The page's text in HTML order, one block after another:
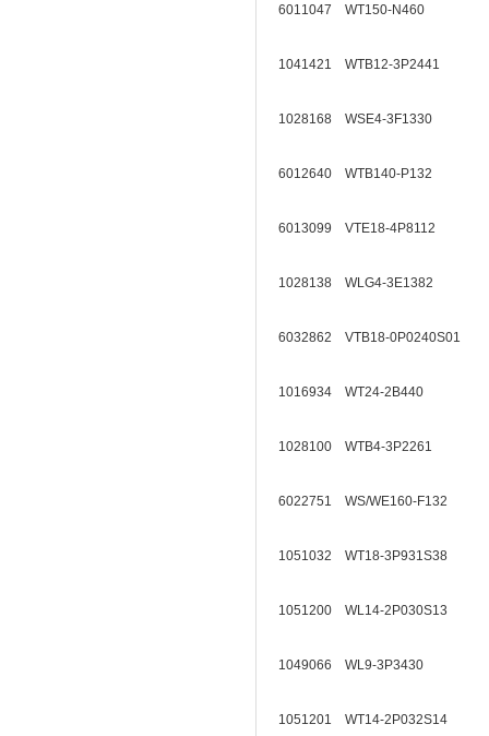
6011047 WT150-N460
1041421 WTB12-3P2441
1028168 WSE4-3F1330
6012640 WTB140-P132
6013099 VTE18-4P8112
1028138 WLG4-3E1382
6032862 VTB18-0P0240S01
1016934 WT24-2B440
1028100 WTB4-3P2261
6022751 WS/WE160-F132
1051032 WT18-3P931S38
1051200 WL14-2P030S13
1049066 WL9-3P3430
1051201 WT14-2P032S14